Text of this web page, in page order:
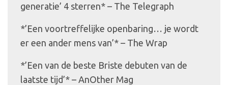
generatie’ 4 sterren* – The Telegraph
*’Een voortreffelijke openbaring… je wordt
er een ander mens van’* – The Wrap
*’Een van de beste Briste debuten van de
laatste tijd’* – AnOther Mag